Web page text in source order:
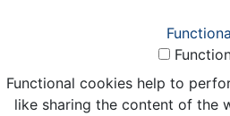
Functional cookies help to
like sharing the content of the